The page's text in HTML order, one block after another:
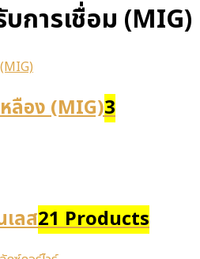
การเชื่อม (MIG)
ลือง (MIG)3
ลส21 Products